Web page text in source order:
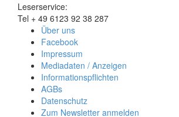
Leserservice:
Tel + 49 6123 92 38 287
Über uns
Facebook
Impressum
Mediadaten / Anzeigen
Informationspflichten
AGBs
Datenschutz
Zum Newsletter anmelden